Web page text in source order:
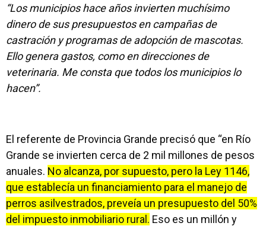
“Los municipios hace años invierten muchísimo
dinero de sus presupuestos en campañas de
castración y programas de adopción de mascotas.
Ello genera gastos, como en direcciones de
veterinaria. Me consta que todos los municipios lo
hacen”.
El referente de Provincia Grande precisó que “en Río
Grande se invierten cerca de 2 mil millones de pesos
anuales. No alcanza, por supuesto, pero la Ley 1146,
que establecía un financiamiento para el manejo de
perros asilvestrados, preveía un presupuesto del 50%
del impuesto inmobiliario rural. Eso es un millón y